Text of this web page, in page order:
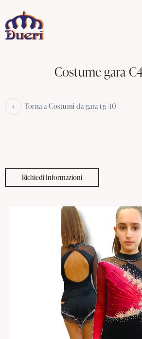
Costume gara
Torna a Costumi da gara tg 40
Richiedi Informazioni